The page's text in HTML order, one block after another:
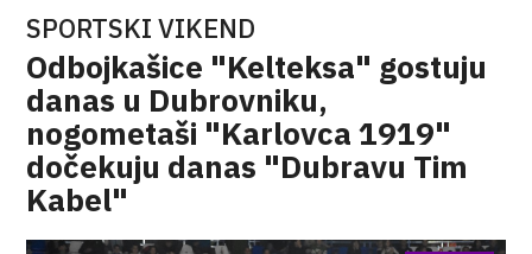
SPORTSKI VIKEND
Odbojkašice "Kelteksa" gostuju
danas u Dubrovniku,
nogometaši "Karlovca 1919"
dočekuju danas "Dubravu Tim
Kabel"